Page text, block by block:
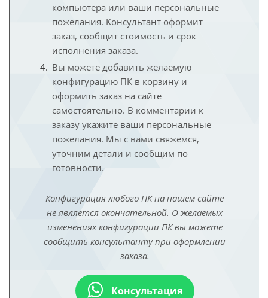
компьютера или ваши персональные
пожелания. Консультант оформит
заказ, сообщит стоимость и срок
исполнения заказа.
Вы можете добавить желаемую
конфигурацию ПК в корзину и
оформить заказ на сайте
самостоятельно. В комментарии к
заказу укажите ваши персональные
пожелания. Мы с вами свяжемся,
уточним детали и сообщим по
готовности.
Конфигурация любого ПК на нашем сайте
не является окончательной. О желаемых
изменениях конфигурации ПК вы можете
сообщить консультанту при оформлении
заказа.
Консультация